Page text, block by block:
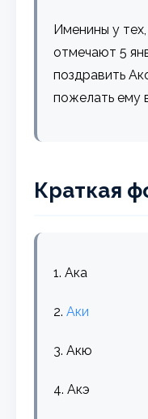
Именины у
отмечают 5
поздравить
пожелать ему
Краткая
1. Ака
2.Аки
3. Акю
4. Акэ